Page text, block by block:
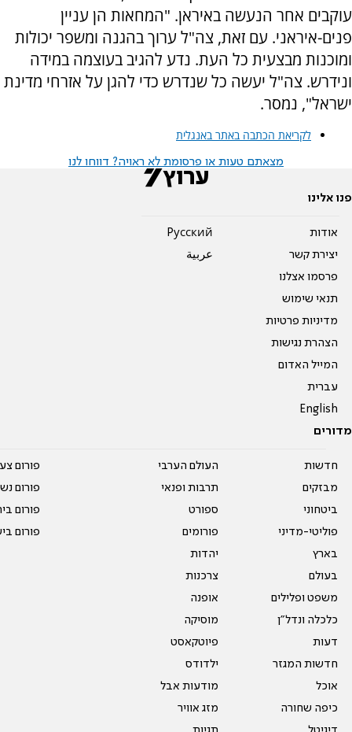
עוקבים אחר הנעשה באיראן. "המחאות הן עניין
פנים-איראני. עם זאת, צה"ל ערוך בהגנה ומשפר יכולות
ומוכנות מבצעית כל העת. נדע להגיב בעוצמה במידה
ונידרש. צה"ל יעשה כל שנדרש כדי להגן על אזרחי מדינת
ישראל", נמסר.
לקריאת הכתבה באתר באנגלית
מצאתם טעות או פרסומת לא ראויה? דווחו לנו
פנו אלינו
אודות
יצירת קשר
פרסמו אצלנו
תנאי שימוש
מדיניות פרטיות
הצהרת נגישות
המייל האדום
עברית
English
Pусский
عربية
מדורים
חדשות
מבזקים
ביטחוני
פוליטי-מדיני
בארץ
בעולם
משפט ופלילים
כלכלה ונדל"ן
דעות
חדשות המגזר
אוכל
כיפה שחורה
העולם הערבי
תרבות ופנאי
ספורט
פורומים
יהדות
צרכנות
אופנה
מוסיקה
פיוטקאסט
ילדודס
מודעות אבל
מזג אוויר
פורום
פורום
פורום
פורום